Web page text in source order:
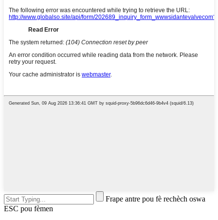
Frape antre pou fè rechèch oswa
ESC pou fèmen